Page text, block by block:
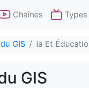
Chaînes Types
GIS Ia Et
GIS